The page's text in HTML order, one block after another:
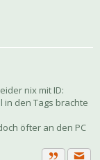
nix mit ID:
in den Tags brachte
öfter an den PC